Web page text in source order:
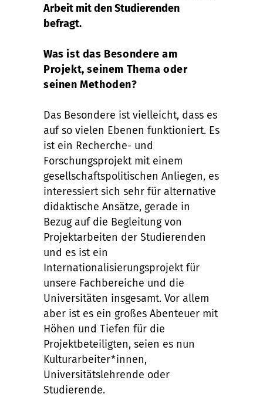
Arbeit mit den Studierenden
befragt.
Was ist das Besondere am
Projekt, seinem Thema oder
seinen Methoden?
Das Besondere ist vielleicht, dass es
auf so vielen Ebenen funktioniert. Es
ist ein Recherche- und
Forschungsprojekt mit einem
gesellschaftspolitischen Anliegen, es
interessiert sich sehr für alternative
didaktische Ansätze, gerade in
Bezug auf die Begleitung von
Projektarbeiten der Studierenden
und es ist ein
Internationalisierungsprojekt für
unsere Fachbereiche und die
Universitäten insgesamt. Vor allem
aber ist es ein großes Abenteuer mit
Höhen und Tiefen für die
Projektbeteiligten, seien es nun
Kulturarbeiter*innen,
Universitätslehrende oder
Studierende.